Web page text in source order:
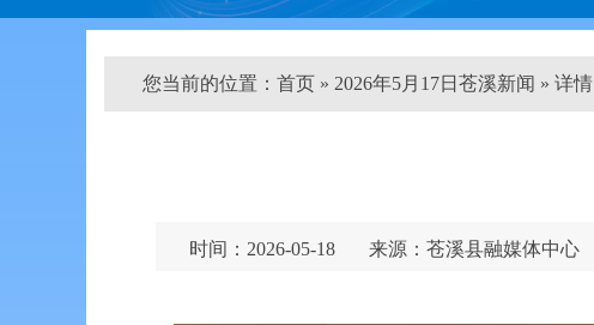
您当前的位置： 首页 » 2026年5月17日苍溪新闻 » 详情
时间：2026-05-18 来源：苍溪县融媒体中心